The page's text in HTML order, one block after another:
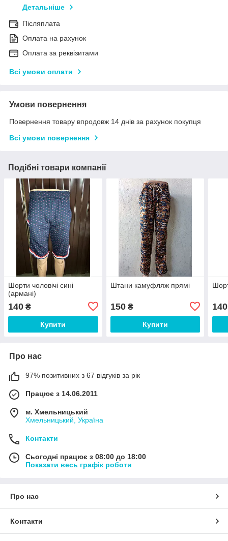
Детальніше
Післяплата
Оплата на рахунок
Оплата за реквізитами
Всі умови оплати
Умови повернення
Повернення товару впродовж 14 днів за рахунок покупця
Всі умови повернення
Подібні товари компанії
Шорти чоловічі сині
(армані)
140 ₴
Купити
Штани камуфляж прямі
150₴
Купити
140
Про нас
97% позитивних з 67 відгуків за рік
Працює з 14.06.2011
м. Хмельницький
Хмельницький, Україна
Контакти
Сьогодні працює з 08:00 до 18:00
Показати весь графік роботи
Про нас
Контакти